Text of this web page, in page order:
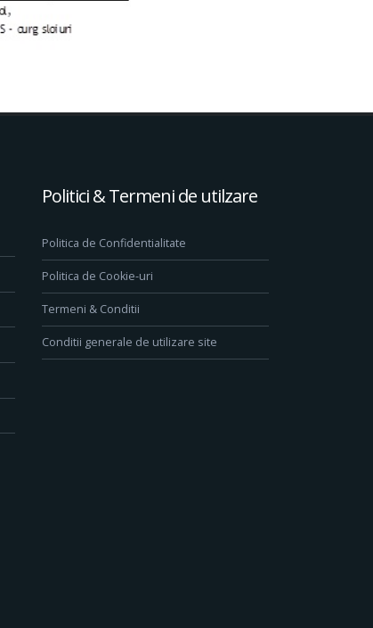
Politici & Termeni de utilzare
Politica de Confidentialitate
Politica de Cookie-uri
Termeni & Conditii
Conditii generale de utilizare site